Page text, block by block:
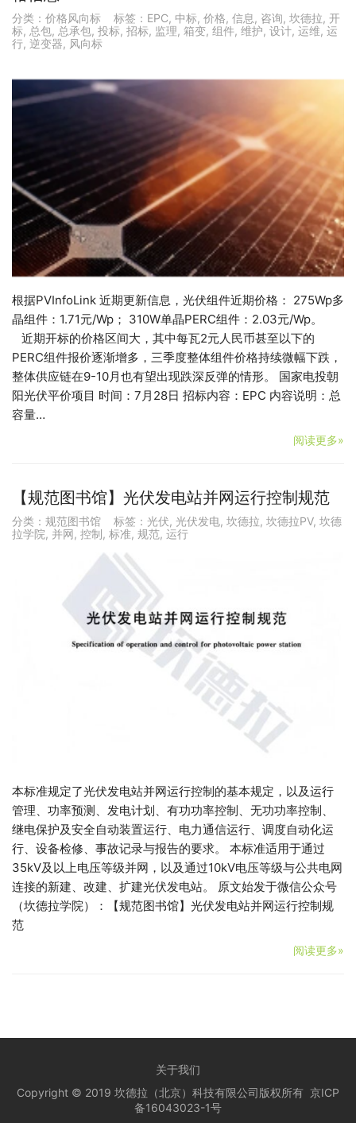
分类： 价格风向标 标签： EPC, 中标, 价格, 信息 , 咨询, 坎德拉, 开
标, 总包, 总承包, 投标, 招标, 监理, 箱变, 组件, 维护, 设计, 运维, 运
行, 逆变器, 风向标
根据PVInfoLink 近期更新信息，光伏组件近期价格： 275Wp多
晶组件：1.71元/Wp； 310W单晶PERC组件：2.03元/Wp。
近期开标的价格区间大，其中每瓦2元人民币甚至以下的
PERC组件报价逐渐增多，三季度整体组件价格持续微幅下跌，
整体供应链在9-10月也有望出现跌深反弹的情形。 国家电投朝
阳光伏平价项目 时间：7月28日 招标内容：EPC 内容说明：总
容量…
阅读更多»
【规范图书馆】光伏发电站并网运行控制规范
分类： 规范图书馆 标签： 光伏, 光伏发电, 坎德拉, 坎德拉PV, 坎德
拉学院, 并网, 控制, 标准, 规范, 运行
本标准规定了光伏发电站并网运行控制的基本规定，以及运行
管理、功率预测、发电计划、有功功率控制、无功功率控制、
继电保护及安全自动装置运行、电力通信运行、调度自动化运
行、设备检修、事故记录与报告的要求。 本标准适用于通过
35kV及以上电压等级并网，以及通过10kV电压等级与公共电网
连接的新建、改建、扩建光伏发电站。 原文始发于微信公众号
（坎德拉学院）：【规范图书馆】光伏发电站并网运行控制规
范
阅读更多»
关于我们
Copyright © 2019 坎德拉（北京）科技有限公司版权所有 京ICP
备16043023-1号